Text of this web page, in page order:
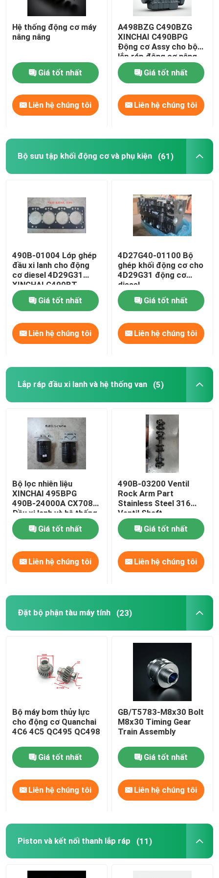
hệ thống cung cấp dầu
khởi động hội
Máy phát điện và dây chuyền lắp ráp
Hệ thống động cơ máy
nâng nâng
Giá tốt nhất
Liên hệ chúng tôi
A498BZG C490BZG
XINCHAI C490BPG
Động cơ Assy cho bộ
lắp ráp động cơ nâng
Giá tốt nhất
Liên hệ chúng tôi
Bộ sưu tập khối động cơ và phụ kiện (61)
490B-01004 Lớp ghép
đầu xi lanh cho động
cơ diesel 4D29G31
XINCHAI C490BT
Giá tốt nhất
Liên hệ chúng tôi
4D27G40-01100 Bộ
ghép khối động cơ cho
4D29G31 động cơ
diesel
Giá tốt nhất
Liên hệ chúng tôi
Lắp ráp đầu xi lanh và hệ thống van (5)
Bộ lọc nhiên liệu
XINCHAI 495BPG
490B-24000A CX7085
Đầu xi lanh và hệ thống
van
Giá tốt nhất
Liên hệ chúng tôi
490B-03200 Ventil
Rock Arm Part
Stainless Steel 316
Ventil Shaft
Giá tốt nhất
Liên hệ chúng tôi
Đặt bộ phận tàu máy tính (23)
Bộ máy bơm thủy lực
cho động cơ Quanchai
4C6 4C5 QC495 QC498
Giá tốt nhất
Liên hệ chúng tôi
GB/T5783-M8x30 Bolt
M8x30 Timing Gear
Train Assembly
Giá tốt nhất
Liên hệ chúng tôi
Piston và kết nối thanh lắp ráp (11)